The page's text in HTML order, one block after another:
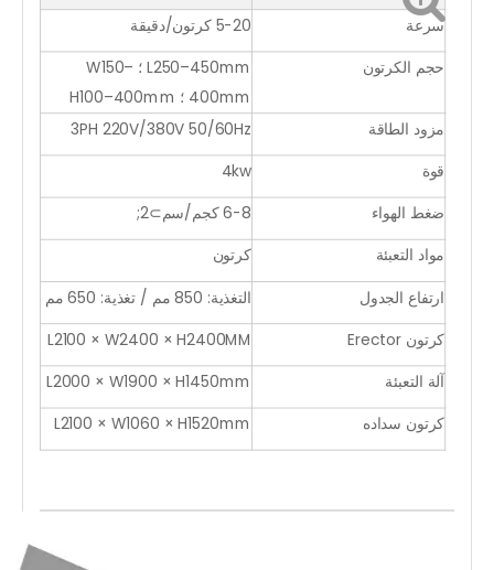
سرعة
5-20 كرتون/دقيقة
حجم الكرتون
L250–450mm ؛ W150–
400mm ؛ H100–400mm
مزود الطاقة
3PH 220V/380V 50/60Hz
قوة
4kw
ضغط الهواء
6-8 كجم/سم⊃2;
مواد التعبئة كرتون
ارتفاع الجدول
التغذية: 850 مم / تغذية: 650 مم
كرتون Erector
L2100 × W2400 × H2400MM
آلة التعبئة
L2000 × W1900 × H1450mm
كرتون سداده
L2100 × W1060 × H1520mm